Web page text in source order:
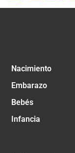
Nacimiento
Embarazo
Bebés
Infancia